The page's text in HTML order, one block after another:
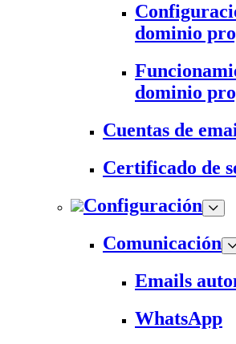
dominio
dominio
Cuentas de
Certificado de
Configuración
Comunicación
Emails
WhatsApp